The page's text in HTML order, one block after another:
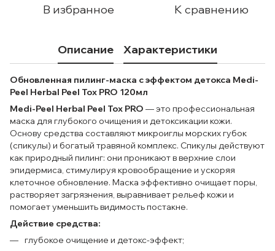
В избранное К сравнению
Описание Характеристики
Обновленная пилинг-маска с эффектом детокса Medi-
Peel Herbal Peel Tox PRO 120мл
Medi-Peel Herbal Peel Tox PRO — это профессиональная
маска для глубокого очищения и детоксикации кожи.
Основу средства составляют микроиглы морских губок
(спикулы) и богатый травяной комплекс. Спикулы действуют
как природный пилинг: они проникают в верхние слои
эпидермиса, стимулируя кровообращение и ускоряя
клеточное обновление. Маска эффективно очищает поры,
растворяет загрязнения, выравнивает рельеф кожи и
помогает уменьшить видимость постакне.
Действие средства:
глубокое очищение и детокс-эффект;